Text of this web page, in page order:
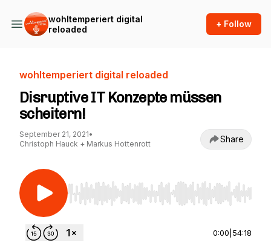
wohltemperiert digital
reloaded
+ Follow
wohltemperiert digital reloaded
Disruptive IT Konzepte müssen
scheitern!
September 21, 2021•
Christoph Hauck + Markus Hottenrott
Share
Use Left/Right to seek, Home/End to jump to
0:00 54:18